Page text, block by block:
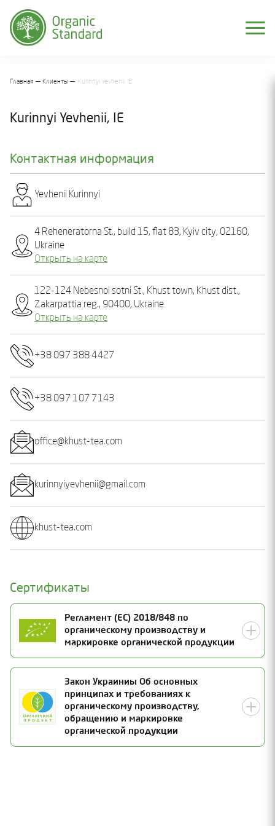
Главная Клиенты Kurіnnyi Yevhеnіi, IE
Kurіnnyi Yevhеnіi, IE
Контактная информация
Yevhеnіi Kurіnnyi
4 Reheneratorna St., build 15, flat 83, Kyiv city, 02160,
Ukraine
Открыть на карте
122-124 Nebesnoi sotni St., Khust town, Khust dist.,
Zakarpattia reg., 90400, Ukraine
Открыть на карте
+38 097 388 4427
+38 097 107 7143
office@khust-tea.com
kurinnyiyevhenii@gmail.com
khust-tea.com
Сертификаты
Регламент (ЕС) 2018/848 по
органическому производству и
маркировке органической продукции
Номер сертификата
UA-BIO-108.804-0000008.2025.001
Статус
Действителен
Дата выдачи
Закон Украиниы Об основных
принципах и требованиях к
органическому производству,
обращению и маркировке
органической продукции